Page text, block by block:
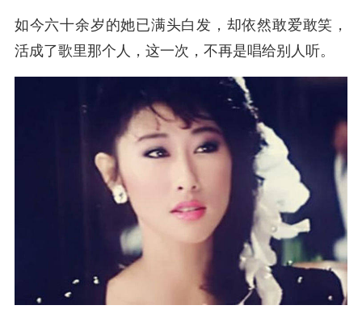
如今六十余岁的她已满头白发，却依然敢爱敢笑，
活成了歌里那个人，这一次，不再是唱给别人听。